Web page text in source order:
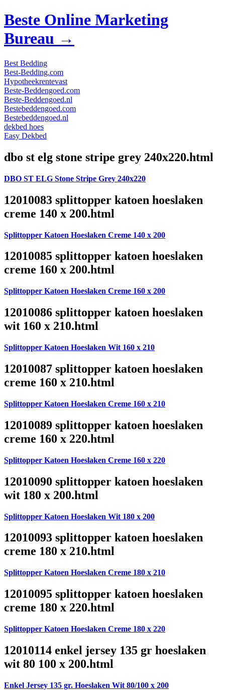
Beste Online Marketing
Bureau →
Best Bedding
Best-Bedding.com
Hypotheekrentevast
Beste-Beddengoed.com
Beste-Beddengoed.nl
Bestebeddengoed.com
Bestebeddengoed.nl
dekbed hoes
Easy Dekbed
dbo st elg stone stripe grey 240x220.html
DBO ST ELG Stone Stripe Grey 240x220
12010083 splittopper katoen hoeslaken
creme 140 x 200.html
Splittopper Katoen Hoeslaken Creme 140 x 200
12010085 splittopper katoen hoeslaken
creme 160 x 200.html
Splittopper Katoen Hoeslaken Creme 160 x 200
12010086 splittopper katoen hoeslaken
wit 160 x 210.html
Splittopper Katoen Hoeslaken Wit 160 x 210
12010087 splittopper katoen hoeslaken
creme 160 x 210.html
Splittopper Katoen Hoeslaken Creme 160 x 210
12010089 splittopper katoen hoeslaken
creme 160 x 220.html
Splittopper Katoen Hoeslaken Creme 160 x 220
12010090 splittopper katoen hoeslaken
wit 180 x 200.html
Splittopper Katoen Hoeslaken Wit 180 x 200
12010093 splittopper katoen hoeslaken
creme 180 x 210.html
Splittopper Katoen Hoeslaken Creme 180 x 210
12010095 splittopper katoen hoeslaken
creme 180 x 220.html
Splittopper Katoen Hoeslaken Creme 180 x 220
12010114 enkel jersey 135 gr hoeslaken
wit 80 100 x 200.html
Enkel Jersey 135 gr. Hoeslaken Wit 80/100 x 200